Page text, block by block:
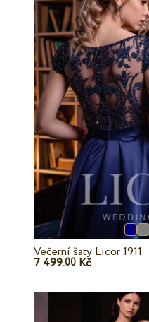
Večerní šaty Licor 1911
7 499.00 Kč